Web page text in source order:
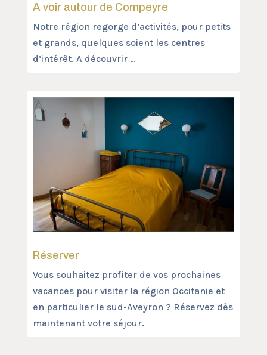
A voir autour de Compeyre
Notre région regorge d’activités, pour petits
et grands, quelques soient les centres
d’intérêt. A découvrir …
Réserver
Vous souhaitez profiter de vos prochaines
vacances pour visiter la région Occitanie et
en particulier le sud-Aveyron ? Réservez dès
maintenant votre séjour.